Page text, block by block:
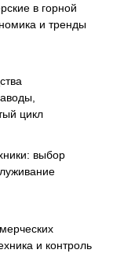
в горной
и тренды
цикл
выбор
и контроль